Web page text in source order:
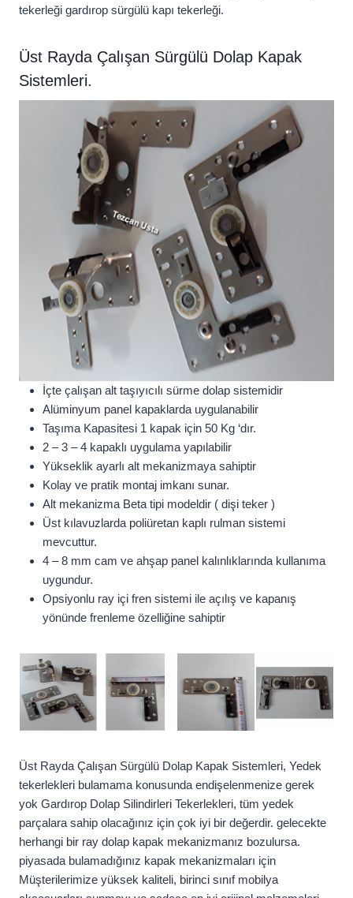
tekerleği gardırop sürgülü kapı tekerleği.
Üst Rayda Çalışan Sürgülü Dolap Kapak
Sistemleri.
İçte çalışan alt taşıyıcılı sürme dolap sistemidir
Alüminyum panel kapaklarda uygulanabilir
Taşıma Kapasitesi 1 kapak için 50 Kg ‘dır.
2 – 3 – 4 kapaklı uygulama yapılabilir
Yükseklik ayarlı alt mekanizmaya sahiptir
Kolay ve pratik montaj imkanı sunar.
Alt mekanizma Beta tipi modeldir ( dişi teker )
Üst kılavuzlarda poliüretan kaplı rulman sistemi
mevcuttur.
4 – 8 mm cam ve ahşap panel kalınlıklarında kullanıma
uygundur.
Opsiyonlu ray içi fren sistemi ile açılış ve kapanış
yönünde frenleme özelliğine sahiptir
Üst Rayda Çalışan Sürgülü Dolap Kapak Sistemleri, Yedek
tekerlekleri bulamama konusunda endişelenmenize gerek
yok Gardırop Dolap Silindirleri Tekerlekleri, tüm yedek
parçalara sahip olacağınız için çok iyi bir değerdir. gelecekte
herhangi bir ray dolap kapak mekanizmanız bozulursa.
piyasada bulamadığınız kapak mekanizmaları için
Müşterilerimize yüksek kaliteli, birinci sınıf mobilya